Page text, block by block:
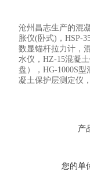
沧州昌志生产的混
胀仪(卧式)，HSP-
数显锚杆拉力计，
水仪，HZ-15混凝
盘），HG-1000S
凝土保护层测定仪
产
您的单